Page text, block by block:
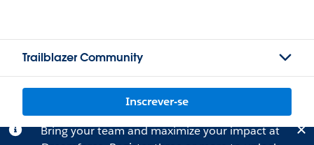
Trailblazer Community
Inscrever-se
Bring your team and maximize your impact at